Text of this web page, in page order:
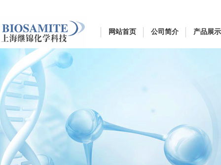
网站首页 公司简介 产品展示